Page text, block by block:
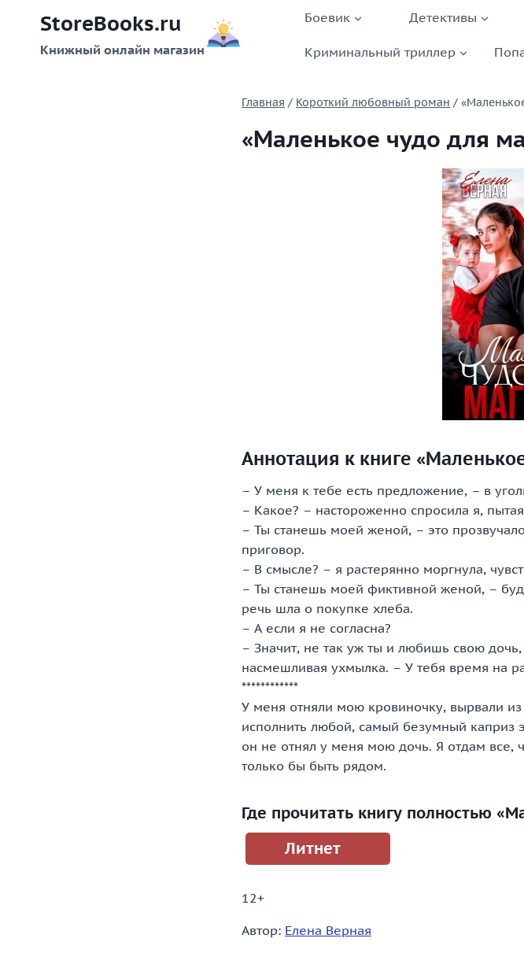
содержимому
StoreBooks.ru
Книжный онлайн магазин
Боевик Детективы
Криминальный триллер
Главная / Короткий любовный роман /
«Маленькое чудо для
Аннотация к книге
– У меня к тебе есть предложение, – в
– Какое? – настороженно спросила я,
– Ты станешь моей женой, – это
приговор.
– В смысле? – я растерянно моргнула,
– Ты станешь моей фиктивной женой, –
речь шла о покупке хлеба.
– А если я не согласна?
– Значит, не так уж ты и любишь свою
насмешливая ухмылка. – У тебя время на
************
У меня отняли мою кровиночку, вырвали
исполнить любой, самый безумный каприз
он не отнял у меня мою дочь. Я отдам все,
только бы быть рядом.
Где прочитать книгу полностью
Литнет
12+
Автор: Елена Верная